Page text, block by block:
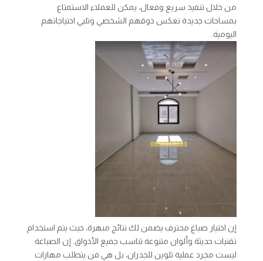
من خلال تنفيذ سريع وفعال، يمكن للعملاء الاستمتاع
بمساحات جديدة تعكس ذوقهم الشخصي وتلبي احتياجاتهم
اليومية.
إن اختيار صباغ محترف يضمن لك نتائج مبهرة، حيث يتم استخدام
تقنيات حديثة وألوان متنوعة تناسب جميع الأذواق. إن الصباغة
ليست مجرد عملية تلوين للجدران، بل هي فن يتطلب مهارات